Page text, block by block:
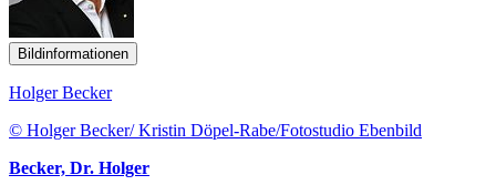
Bildinformationen
Holger Becker
© Holger Becker/ Kristin Döpel-Rabe/Fotostudio Ebenbild
Becker, Dr. Holger